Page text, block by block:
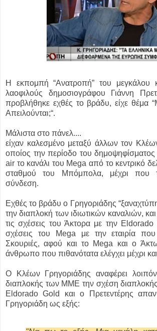
Η εκπομπή “Ανατροπή” του μεγκάλου
λαοφιλούς δημοσιογράφου Γιάννη
προβλήθηκε εχθές το βράδυ, είχε θέμα
Απειλούνται;“.
Μάλιστα στο πάνελ....
είχαν καλεσμένο μεταξύ άλλων τον
οποίος την περίοδο του δημοψηφίσματος
air το κανάλι του Mega από το κεντρικό
σταθμού του Μπόμπολα, μέχρι που
σύνδεση.
Εχθές το βράδυ ο Γρηγοριάδης
την διαπλοκή των ιδιωτικών καναλιών,
τις σχέσεις του Άκτορα με την
σχέσεις του Mega με την εταιρία που
Σκουριές, αφού και το Mega και o
άνθρωπο που πιθανότατα ελέγχει μέχρι
Ο Κλέων Γρηγοριάδης αναφέρει
διαπλοκής των ΜΜΕ την σχέση
Eldorado Gold και ο Πρετεντέρης
Γρηγοριάδη ως εξής: